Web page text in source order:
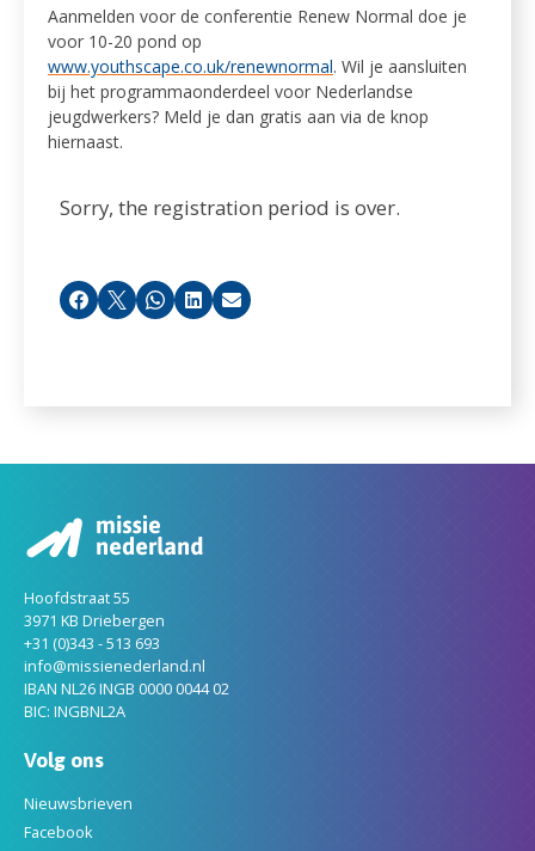
Aanmelden voor de conferentie Renew Normal doe je
voor 10-20 pond op
www.youthscape.co.uk/renewnormal. Wil je aansluiten
bij het programmaonderdeel voor Nederlandse
jeugdwerkers? Meld je dan gratis aan via de knop
hiernaast.
Sorry, the registration period is over.
Facebook
X Whatsapp
LinkedIn
Email
Hoofdstraat 55
3971 KB Driebergen
+31 (0)343 - 513 693
info@missienederland.nl
IBAN NL26 INGB 0000 0044 02
BIC: INGBNL2A
Volg ons
Nieuwsbrieven
Facebook